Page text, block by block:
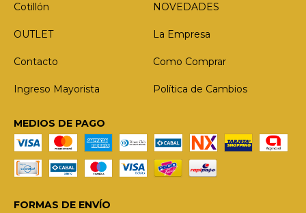
Cotillón NOVEDADES
OUTLET La Empresa
Contacto Como Comprar
Ingreso Mayorista Política de Cambios
MEDIOS DE PAGO
FORMAS DE ENVÍO